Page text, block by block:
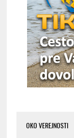
OKO VEREJNOSTI